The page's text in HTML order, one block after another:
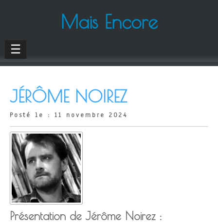
Mais Encore
☰
JÉRÔME NOIREZ
Posté le : 11 novembre 2024
Présentation de Jérôme Noirez :